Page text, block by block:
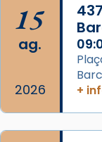
View on Facebook
2 weeks
Jaume, fill
seu germà
15
ag.
2026
+